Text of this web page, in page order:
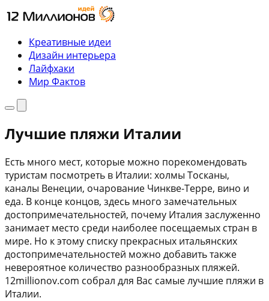
Перейти
к
содержимому
Креативные идеи
Дизайн интерьера
Лайфхаки
Мир Фактов
МенюПоиск
Лучшие пляжи Италии
Есть много мест, которые можно порекомендовать
туристам посмотреть в Италии: холмы Тосканы,
каналы Венеции, очарование Чинкве-Терре, вино и
еда. В конце концов, здесь много замечательных
достопримечательностей, почему Италия заслуженно
занимает место среди наиболее посещаемых стран в
мире. Но к этому списку прекрасных итальянских
достопримечательностей можно добавить также
невероятное количество разнообразных пляжей.
12millionov.com собрал для Вас самые лучшие пляжи в
Италии.